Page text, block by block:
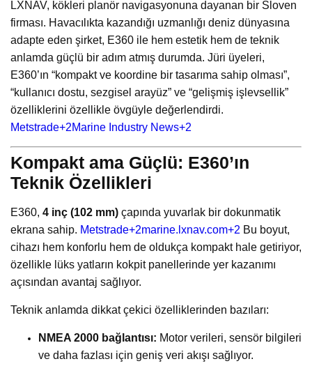
LXNAV, kökleri planör navigasyonuna dayanan bir Sloven
firması. Havacılıkta kazandığı uzmanlığı deniz dünyasına
adapte eden şirket, E360 ile hem estetik hem de teknik
anlamda güçlü bir adım atmış durumda. Jüri üyeleri,
E360’ın “kompakt ve koordine bir tasarıma sahip olması”,
“kullanıcı dostu, sezgisel arayüz” ve “gelişmiş işlevsellik”
özelliklerini özellikle övgüyle değerlendirdi.
Metstrade+2Marine Industry News+2
Kompakt ama Güçlü: E360’ın
Teknik Özellikleri
E360, 4 inç (102 mm) çapında yuvarlak bir dokunmatik
ekrana sahip. Metstrade+2marine.lxnav.com+2 Bu boyut,
cihazı hem konforlu hem de oldukça kompakt hale getiriyor,
özellikle lüks yatların kokpit panellerinde yer kazanımı
açısından avantaj sağlıyor.
Teknik anlamda dikkat çekici özelliklerinden bazıları:
NMEA 2000 bağlantısı: Motor verileri, sensör bilgileri
ve daha fazlası için geniş veri akışı sağlıyor.